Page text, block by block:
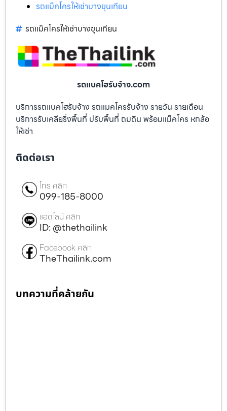
รถแม็คโครให้เช่าบางขุนเทียน
รถแม็คโครให้เช่าบางขุนเทียน
รถแบคโฮรับจ้าง.com
บริการรถแบคโฮรับจ้าง รถแมคโครรับจ้าง รายวัน รายเดือน
บริการรับเคลียริ่งพื้นที่ ปรับพื้นที่ ถมดิน พร้อมแม็คโคร หกล้อ
ให้เช่า
ติดต่อเรา
โทร คลิก
099-185-8000
แอดไลน์ คลิก
ID: @thethailink
Facebook คลิก
TheThailink.com
บทความที่คล้ายกัน